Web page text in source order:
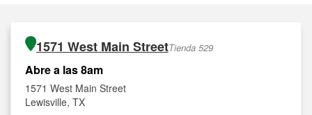
1571 West Main StreetTienda 529
Abre a las 8am
1571 West Main Street
Lewisville, TX